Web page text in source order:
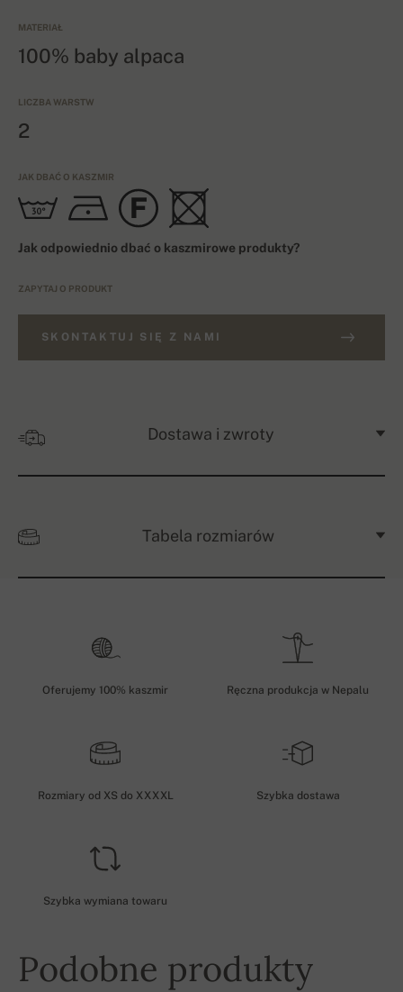
MATERIAŁ
100% baby alpaca
LICZBA WARSTW
2
JAK DBAĆ O KASZMIR
Jak odpowiednio dbać o kaszmirowe produkty?
ZAPYTAJ O PRODUKT
SKONTAKTUJ SIĘ Z NAMI
Dostawa i zwroty
Tabela rozmiarów
Oferujemy 100% kaszmir Ręczna produkcja w Nepalu
Rozmiary od XS do XXXXL Szybka dostawa
Szybka wymiana towaru
Podobne produkty